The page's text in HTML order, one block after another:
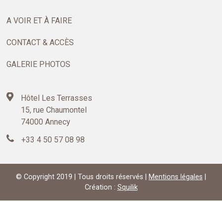
A VOIR ET À FAIRE
CONTACT & ACCÈS
GALERIE PHOTOS
Hôtel Les Terrasses
15, rue Chaumontel
74000 Annecy
+33 4 50 57 08 98
© Copyright 2019 | Tous droits réservés | Mentions légales
Création : Squilik